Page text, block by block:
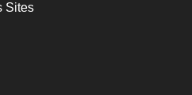
Sites